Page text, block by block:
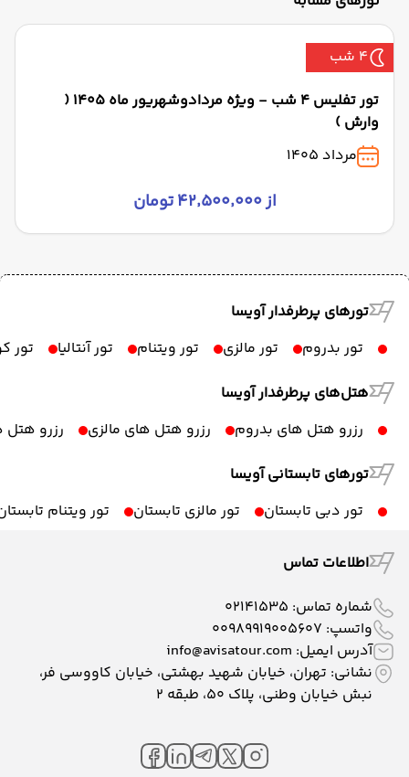
4 شب
تور تفلیس 4 شب - ویژه مردادوشهریور ماه 1405 (
وارش )
مرداد 1405
از ۴۲٬۵۰۰٬۰۰۰ تومان
تورهای پرطرفدار آویسا
تور بدروم
تور مالزی تور ویتنام تور آنتالیا
تور
هتل‌های پرطرفدار آویسا
رزرو هتل های بدروم
رزرو هتل های مالزی
رزرو هتل
تورهای تابستانی آویسا
تور دبی تابستان
تور مالزی تابستان تور ویتنام
اطلاعات تماس
شماره تماس: 02141535
واتسپ: 00989919005607
آدرس ایمیل: info@avisatour.com
نشانی: تهران، خیابان شهید بهشتی، خیابان کاووسی فر،
نبش خیابان وطنی، پلاک ۵۰، طبقه 2